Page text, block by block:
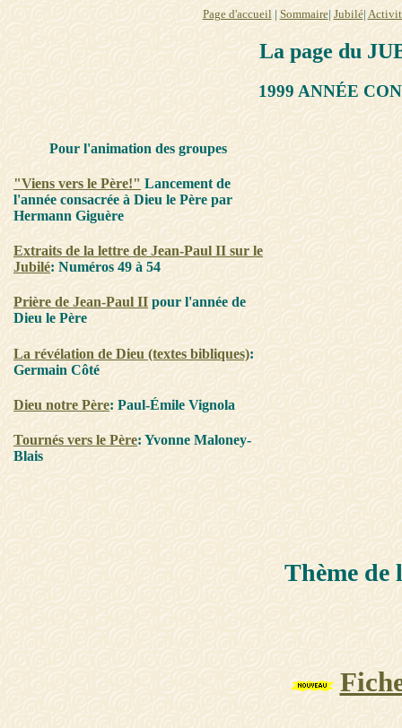
Page d'accueil | Sommaire| Jubilé|
La page du
1999 ANNÉE
Pour l'animation des groupes
"Viens vers le Père!" Lancement de
l'année consacrée à Dieu le Père par
Hermann Giguère
Extraits de la lettre de Jean-Paul II sur le
Jubilé: Numéros 49 à 54
Prière de Jean-Paul II pour l'année de
Dieu le Père
La révélation de Dieu (textes bibliques):
Germain Côté
Dieu notre Père: Paul-Émile Vignola
Tournés vers le Père: Yvonne Maloney-
Blais
Thème de